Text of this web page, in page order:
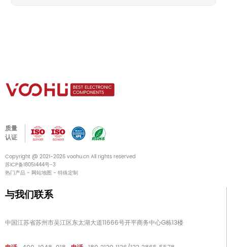
质量
认证
Copyright @ 2021-2026 voohu.cn All rights reserved
苏ICP备18051444号-3
热门产品 - 网站地图 - 特殊定制
与我们联系
中国江苏省苏州市吴江区东太湖大道11666号开平商务中心G栋13楼